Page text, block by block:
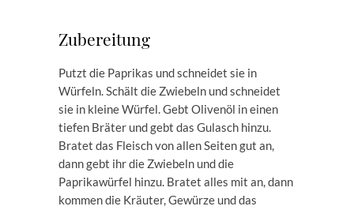
Zubereitung
Putzt die Paprikas und schneidet sie in
Würfeln. Schält die Zwiebeln und schneidet
sie in kleine Würfel. Gebt Olivenöl in einen
tiefen Bräter und gebt das Gulasch hinzu.
Bratet das Fleisch von allen Seiten gut an,
dann gebt ihr die Zwiebeln und die
Paprikawürfel hinzu. Bratet alles mit an, dann
kommen die Kräuter, Gewürze und das